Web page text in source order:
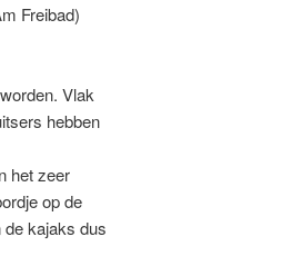
Freibad)
Vlak
hebben
het zeer
op de
kajaks dus